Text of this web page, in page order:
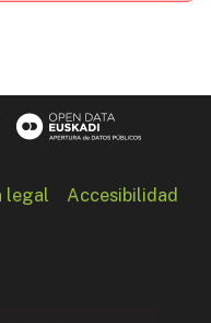
legal Accesibilidad